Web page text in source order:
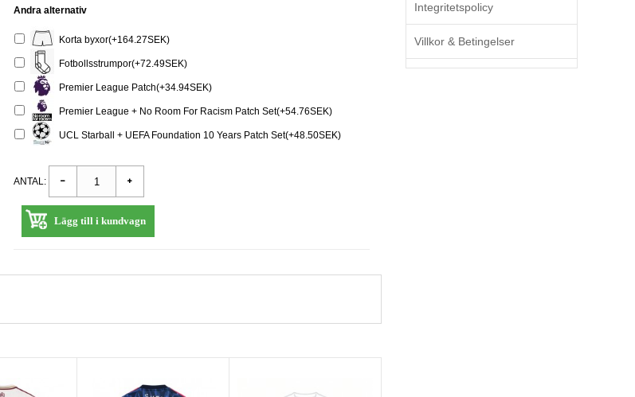
Andra alternativ
Korta byxor(+164.27SEK)
Fotbollsstrumpor(+72.49SEK)
Premier League Patch(+34.94SEK)
Premier League + No Room For Racism Patch Set(+54.76SEK)
UCL Starball + UEFA Foundation 10 Years Patch Set(+48.50SEK)
ANTAL:
Lägg till i kundvagn
Integritetspolicy
Villkor & Betingelser